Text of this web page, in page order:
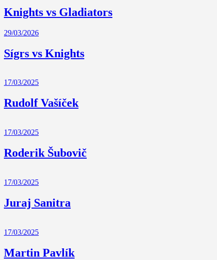
Knights vs Gladiators
29/03/2026
Sígrs vs Knights
17/03/2025
Rudolf Vašíček
17/03/2025
Roderik Šubovič
17/03/2025
Juraj Sanitra
17/03/2025
Martin Pavlík